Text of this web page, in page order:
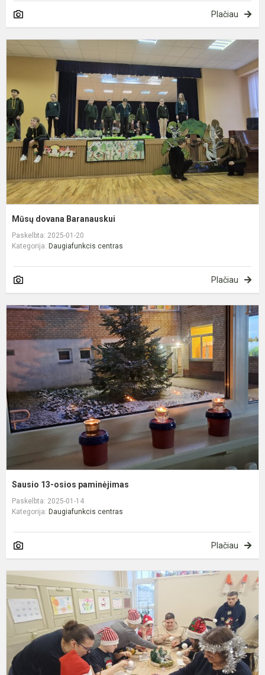
Plačiau
Mūsų dovana Baranauskui
Paskelbta: 2025-01-20
Kategorija: Daugiafunkcis centras
Plačiau
Sausio 13-osios paminėjimas
Paskelbta: 2025-01-14
Kategorija: Daugiafunkcis centras
Plačiau